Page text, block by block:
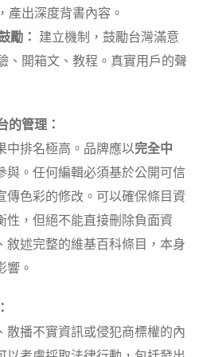
產出深度背書內容。
勵： 建立機制，鼓勵台灣滿意
、開箱文、教程。真實用戶的聲
的管理：
中排名極高。品牌應以完全中
與。任何編輯必須基於公開可信
傳色彩的修改。可以確保條目資
性，但絕不能直接刪除負面資
敘述完整的維基百科條目，本身
響。
散播不實資訊或侵犯商標權的內